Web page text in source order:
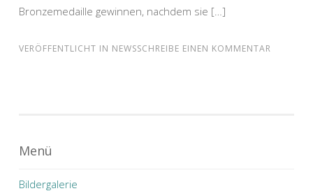
Bronzemedaille gewinnen, nachdem sie […]
VERÖFFENTLICHT IN NEWSSCHREIBE EINEN KOMMENTAR
Menü
Bildergalerie